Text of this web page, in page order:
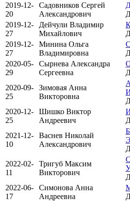
2019-12-
20
Садовников Сергей
Александрович
2019-12-
27
Дейчули Владимир
Михайлович
2019-12-
27
Минина Ольга
Владимировна
2020-05-
29
Сырнева Александра
Сергеевна
2020-09-
25
Зимовая Анна
Викторовна
2020-12-
25
Шишко Виктор
Андреевич
2021-12-
10
Васнев Николай
Александрович
2022-02-
11
Тригуб Максим
Викторович
2022-06-
17
Симонова Анна
Андреевна